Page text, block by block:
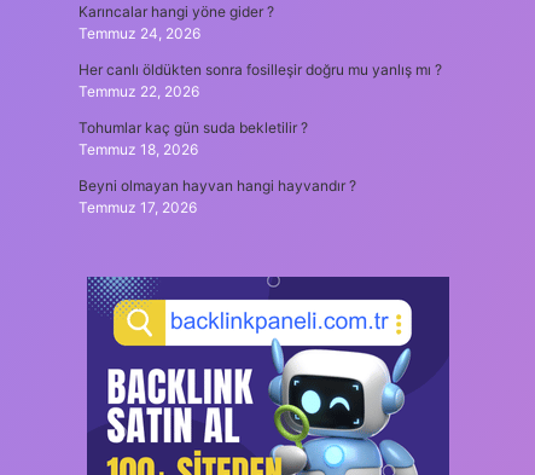
Karıncalar hangi yöne gider ?
Temmuz 24, 2026
Her canlı öldükten sonra fosilleşir doğru mu yanlış mı ?
Temmuz 22, 2026
Tohumlar kaç gün suda bekletilir ?
Temmuz 18, 2026
Beyni olmayan hayvan hangi hayvandır ?
Temmuz 17, 2026